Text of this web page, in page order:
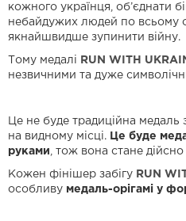
кожного українця, об’єднати
небайдужих людей по всьому
якнайшвидше зупинити війну.
Тому медалі RUN WITH
незвичними та дуже
Це не буде традиційна медаль
на видному місці. Це буде
руками , тож вона стане
Кожен фінішер забігу RUN
особливу медаль-орігамі у